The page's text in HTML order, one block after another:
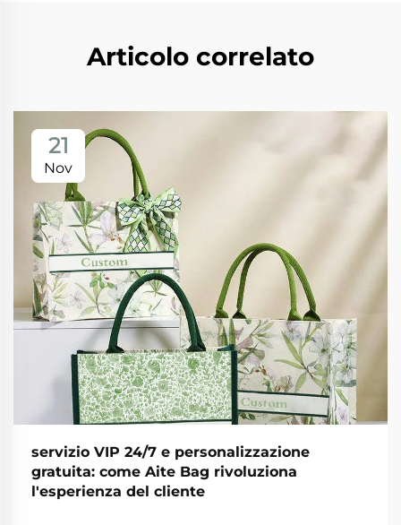
Articolo correlato
21
Nov
servizio VIP 24/7 e personalizzazione
gratuita: come Aite Bag rivoluziona
l'esperienza del cliente